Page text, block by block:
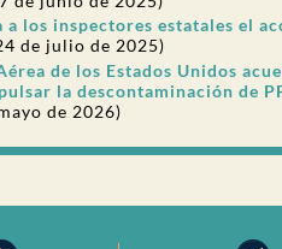
a los inspectores estatales el
de julio de 2025)
de los Estados Unidos
la descontaminación de
de 2026)